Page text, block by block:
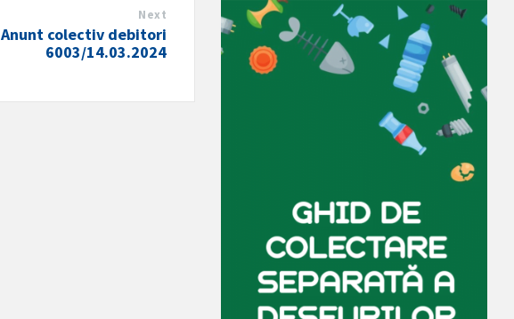
Next
Anunt colectiv debitori
6003/14.03.2024
days